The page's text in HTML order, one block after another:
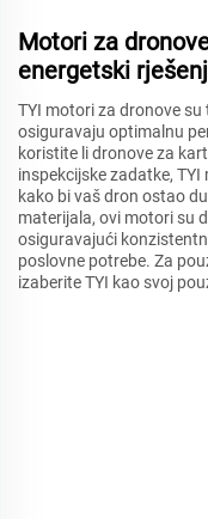
Motori za
energetski
TYI motori za dronove
osiguravaju optimalnu
koristite li dronove za
inspekcijske zadatke,
kako bi vaš dron ostao
materijala, ovi motori su
osiguravajući
poslovne potrebe. Za
izaberite TYI kao svoj